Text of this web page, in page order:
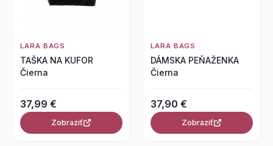
LARA BAGS
TAŠKA NA KUFOR
Čierna
37,99 €
Zobraziť
LARA BAGS
DÁMSKA PEŇAŽENKA
Čierna
37,90 €
Zobraziť